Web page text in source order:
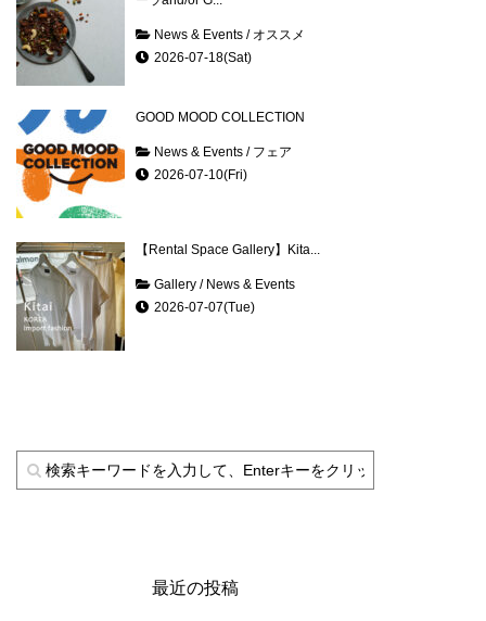
News & Events / オススメ
2026-07-18(Sat)
GOOD MOOD COLLECTION
News & Events / フェア
2026-07-10(Fri)
【Rental Space Gallery】Kita...
Gallery / News & Events
2026-07-07(Tue)
最近の投稿